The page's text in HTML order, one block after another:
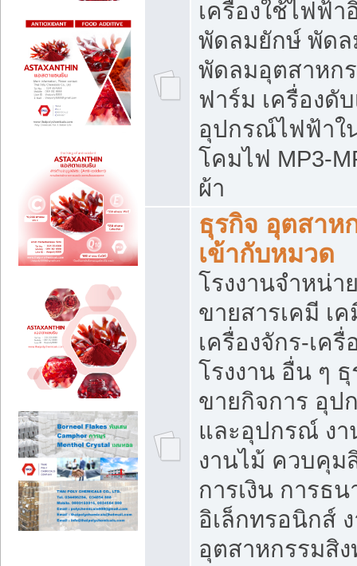
เครื่องใช้ไฟฟ้า
พัดลมยักษ์ พัด
พัดลมอุตสาหก
ฟาร์ม เครื่องดั
อุปกรณ์ไฟฟ้าใ
โคมไฟ MP3-
ผ้า
ธุรกิจ อุตสาห
เข้ากับหมวด
โรงงานจำหน่
ขายสารเคมี เ
เครื่องจักร-เค
โรงงาน อื่น ๆ
ขายกิจการ อุป
และอุปกรณ์ ง
งานไม้ ควบคุม
การเงิน การธ
อิเล็กทรอนิกส์
อุตสาหกรรมสิ